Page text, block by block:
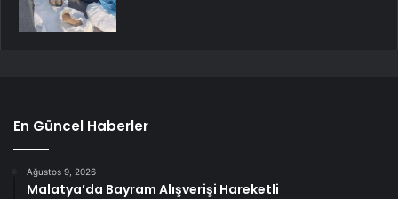
En Güncel Haberler
Ağustos 9, 2026
Malatya’da Bayram Alışverişi Hareketli